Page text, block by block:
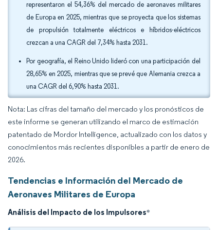
representaron el 54,36% del mercado de aeronaves militares
de Europa en 2025, mientras que se proyecta que los sistemas
de propulsión totalmente eléctricos e híbridos-eléctricos
crezcan a una CAGR del 7,34% hasta 2031.
Por geografía, el Reino Unido lideró con una participación del
28,65% en 2025, mientras que se prevé que Alemania crezca a
una CAGR del 6,90% hasta 2031.
Nota: Las cifras del tamaño del mercado y los pronósticos de
este informe se generan utilizando el marco de estimación
patentado de Mordor Intelligence, actualizado con los datos y
conocimientos más recientes disponibles a partir de enero de
2026.
Tendencias e Información del Mercado de
Aeronaves Militares de Europa
Análisis del Impacto de los Impulsores*